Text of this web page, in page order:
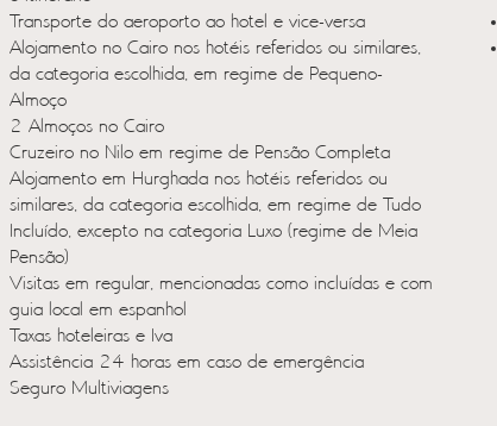
Transporte do aeroporto ao hotel e vice-versa
Alojamento no Cairo nos hotéis referidos ou similares,
da categoria escolhida, em regime de Pequeno-
Almoço
2 Almoços no Cairo
Cruzeiro no Nilo em regime de Pensão Completa
Alojamento em Hurghada nos hotéis referidos ou
similares, da categoria escolhida, em regime de Tudo
Incluído, excepto na categoria Luxo (regime de Meia
Pensão)
Visitas em regular, mencionadas como incluídas e com
guia local em espanhol
Taxas hoteleiras e Iva
Assistência 24 horas em caso de emergência
Seguro Multiviagens